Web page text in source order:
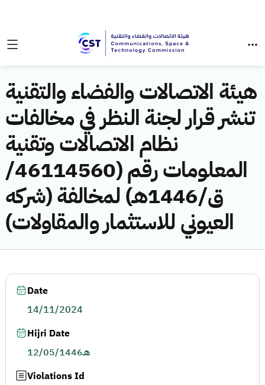
هيئة الاتصالات والفضاء والتقنية
تنشر قرار لجنة النظر في مخالفات
نظام الاتصالات وتقنية
المعلومات رقم (46114560/
ق/1446هـ) لمخالفة (شركه
العيوني للاستثمار والمقاولات)
Date
14/11/2024
Hijri Date
12/05/1446هـ
Violations Id